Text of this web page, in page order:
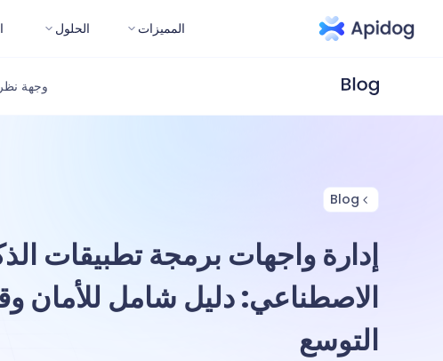
المميزات الحلول
وجهة نظر
Blog
إدارة واجهات برمجة تطبيقات
الاصطناعي: دليل شامل للأمان
التوسع